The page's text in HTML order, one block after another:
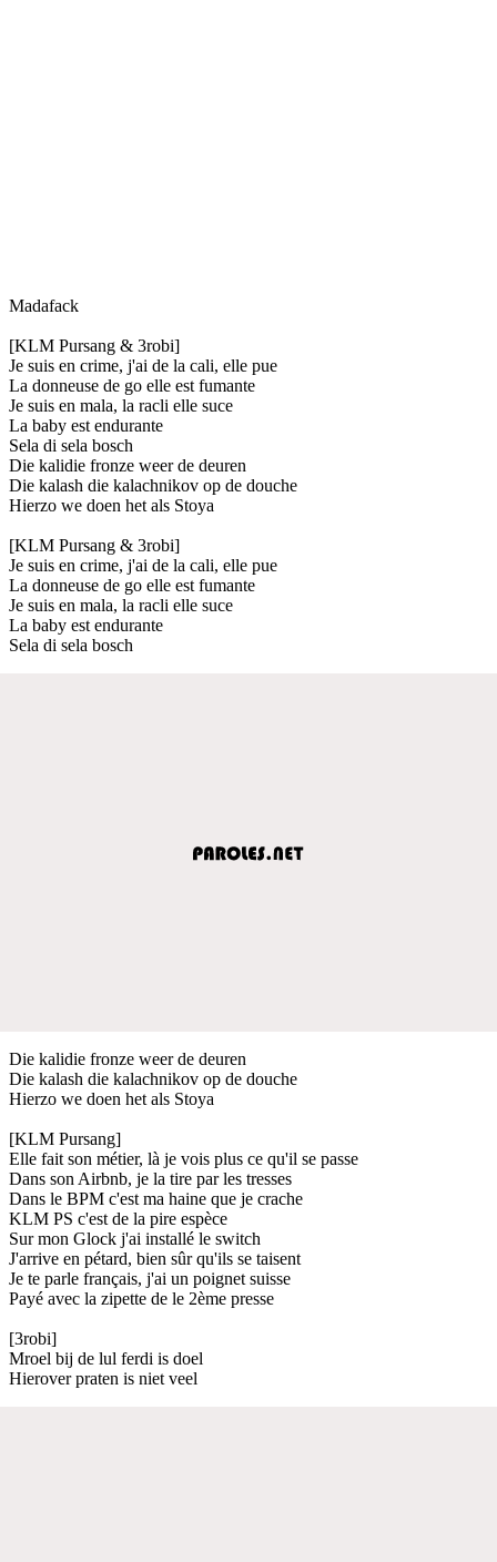
Madafack
[KLM Pursang & 3robi]
Je suis en crime, j'ai de la cali, elle pue
La donneuse de go elle est fumante
Je suis en mala, la racli elle suce
La baby est endurante
Sela di sela bosch
Die kalidie fronze weer de deuren
Die kalash die kalachnikov op de douche
Hierzo we doen het als Stoya
[KLM Pursang & 3robi]
Je suis en crime, j'ai de la cali, elle pue
La donneuse de go elle est fumante
Je suis en mala, la racli elle suce
La baby est endurante
Sela di sela bosch
Die kalidie fronze weer de deuren
Die kalash die kalachnikov op de douche
Hierzo we doen het als Stoya
[KLM Pursang]
Elle fait son métier, là je vois plus ce qu'il se passe
Dans son Airbnb, je la tire par les tresses
Dans le BPM c'est ma haine que je crache
KLM PS c'est de la pire espèce
Sur mon Glock j'ai installé le switch
J'arrive en pétard, bien sûr qu'ils se taisent
Je te parle français, j'ai un poignet suisse
Payé avec la zipette de le 2ème presse
[3robi]
Mroel bij de lul ferdi is doel
Hierover praten is niet veel